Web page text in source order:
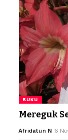
BUKU
Mereguk
Afridatun N 6